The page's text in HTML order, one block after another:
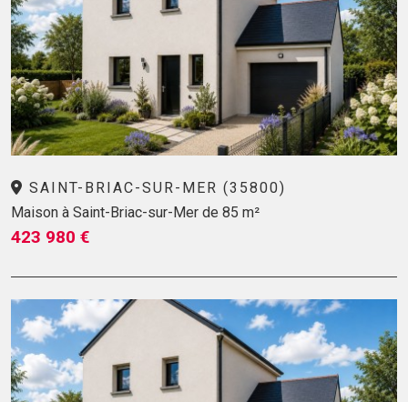
SAINT-BRIAC-SUR-MER (35800)
Maison à Saint-Briac-sur-Mer de 85 m²
423 980 €